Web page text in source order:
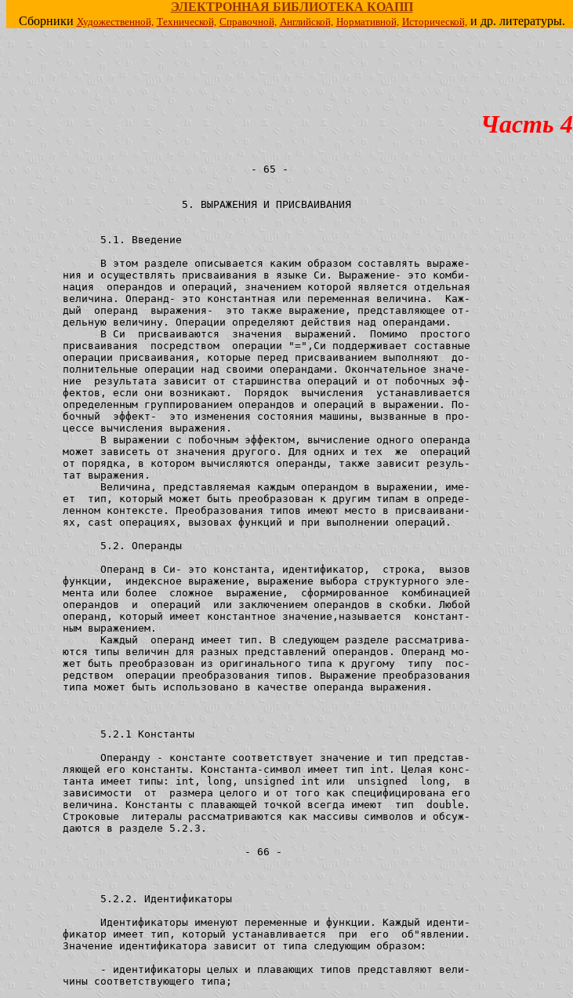
ЭЛЕКТРОННАЯ БИБЛИОТЕКА КОАПП
Сборники Художественной, Технической, Справочной, Английской, Нормативной, Исторической, и др. литературы.
Часть 4
                                       - 65 -
                            5. ВЫРАЖЕНИЯ И ПРИСВАИВАНИЯ
               5.1. Введение
               В этом разделе описывается каким образом составлять выраже-
         ния и осуществлять присваивания в языке Си. Выражение- это комби-
         нация  операндов и операций, значением которой является отдельная
         величина. Операнд- это константная или переменная величина.  Каж-
         дый  операнд  выражения-  это также выражение, представляющее от-
         дельную величину. Операции определяют действия над операндами.
               В Си  присваиваются  значения  выражений.  Помимо  простого
         присваивания  посредством  операции "=",Си поддерживает составные
         операции присваивания, которые перед присваиванием выполняют  до-
         полнительные операции над своими операндами. Окончательное значе-
         ние  результата зависит от старшинства операций и от побочных эф-
         фектов, если они возникают.  Порядок  вычисления  устанавливается
         определенным группированием операндов и операций в выражении. По-
         бочный  эффект-  это изменения состояния машины, вызванные в про-
         цессе вычисления выражения.
               В выражении с побочным эффектом, вычисление одного операнда
         может зависеть от значения другого. Для одних и тех  же  операций
         от порядка, в котором вычисляются операнды, также зависит резуль-
         тат выражения.
               Величина, представляемая каждым операндом в выражении, име-
         ет  тип, который может быть преобразован к другим типам в опреде-
         ленном контексте. Преобразования типов имеют место в присваивани-
         ях, cast операциях, вызовах функций и при выполнении операций.
               5.2. Операнды
               Операнд в Си- это константа, идентификатор,  строка,  вызов
         функции,  индексное выражение, выражение выбора структурного эле-
         мента или более  сложное  выражение,  сформированное  комбинацией
         операндов  и  операций  или заключением операндов в скобки. Любой
         операнд, который имеет константное значение,называется  констант-
         ным выражением.
               Каждый  операнд имеет тип. В следующем разделе рассматрива-
         ются типы величин для разных представлений операндов. Операнд мо-
         жет быть преобразован из оригинального типа к другому  типу  пос-
         редством  операции преобразования типов. Выражение преобразования
         типа может быть использовано в качестве операнда выражения.
               5.2.1 Константы
               Операнду - константе соответствует значение и тип представ-
         ляющей его константы. Константа-символ имеет тип int. Целая конс-
         танта имеет типы: int, long, unsigned int или  unsigned  long,  в
         зависимости  от  размера целого и от того как специфицирована его
         величина. Константы с плавающей точкой всегда имеют  тип  double.
         Строковые  литералы рассматриваются как массивы символов и обсуж-
         даются в разделе 5.2.3.
                                      - 66 -
               5.2.2. Идентификаторы
               Идентификаторы именуют переменные и функции. Каждый иденти-
         фикатор имеет тип, который устанавливается  при  его  об"явлении.
         Значение идентификатора зависит от типа следующим образом:
               - идентификаторы целых и плавающих типов представляют вели-
         чины соответствующего типа;